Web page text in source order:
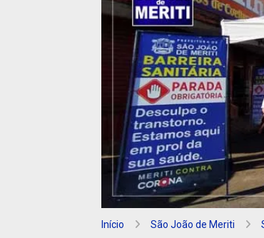
Início São João de Meriti